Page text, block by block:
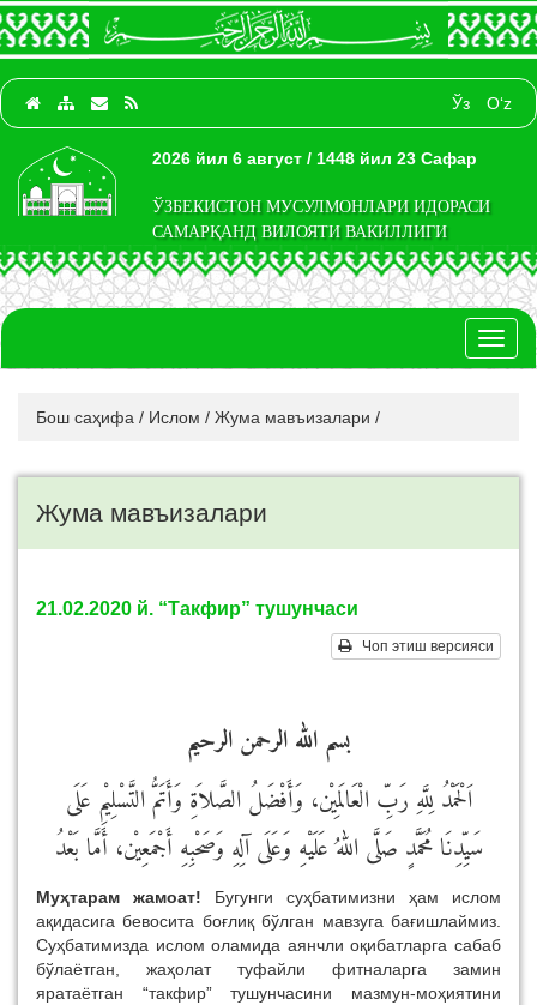
Ўз O‘z
2026 йил 6 август / 1448 йил 23 Сафар
ЎЗБЕКИСТОН МУСУЛМОНЛАРИ ИДОРАСИ
САМАРҚАНД ВИЛОЯТИ ВАКИЛЛИГИ
Бош саҳифа / Ислом / Жума мавъизалари /
Жума мавъизалари
21.02.2020 й. “Такфир” тушунчаси
Чоп этиш версияси
بسم الله الرحمن الرحيم
اَلْحَمْدُ لِلَّهِ رَبِّ الْعَالَمِيْن، وَأَفْضَلُ الصَّلاَةِ وَأَتَمُّ التَّسْلِيْمِ عَلَى
سَيِّدِنَا مُحَمَّدٍ صَلَّى اللهُ عَلَيْهِ وَعَلَى آلِهِ وَصَحْبِهِ أَجْمَعِيْن، أَمَّا بَعْدُ
Муҳтарам жамоат! Бугунги суҳбатимизни ҳам ислом
ақидасига бевосита боғлиқ бўлган мавзуга бағишлаймиз.
Суҳбатимизда ислом оламида аянчли оқибатларга сабаб
бўлаётган, жаҳолат туфайли фитналарга замин
яратаётган “такфир” тушунчасини мазмун-моҳиятини